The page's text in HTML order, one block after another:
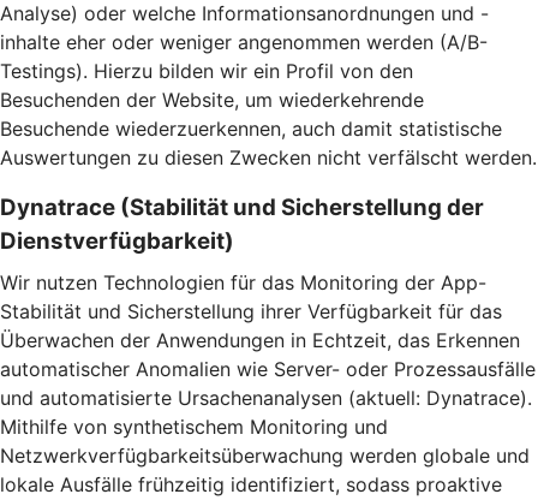
Analyse) oder welche Informationsanordnungen und -
inhalte eher oder weniger angenommen werden (A/B-
Testings). Hierzu bilden wir ein Profil von den
Besuchenden der Website, um wiederkehrende
Besuchende wiederzuerkennen, auch damit statistische
Auswertungen zu diesen Zwecken nicht verfälscht werden.
Dynatrace (Stabilität und Sicherstellung der
Dienstverfügbarkeit)
Wir nutzen Technologien für das Monitoring der App-
Stabilität und Sicherstellung ihrer Verfügbarkeit für das
Überwachen der Anwendungen in Echtzeit, das Erkennen
automatischer Anomalien wie Server- oder Prozessausfälle
und automatisierte Ursachenanalysen (aktuell: Dynatrace).
Mithilfe von synthetischem Monitoring und
Netzwerkverfügbarkeitsüberwachung werden globale und
lokale Ausfälle frühzeitig identifiziert, sodass proaktive